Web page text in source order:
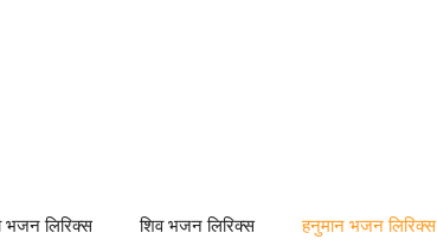
भजन लिरिक्स शिव भजन लिरिक्स हनुमान भजन लिरिक्स